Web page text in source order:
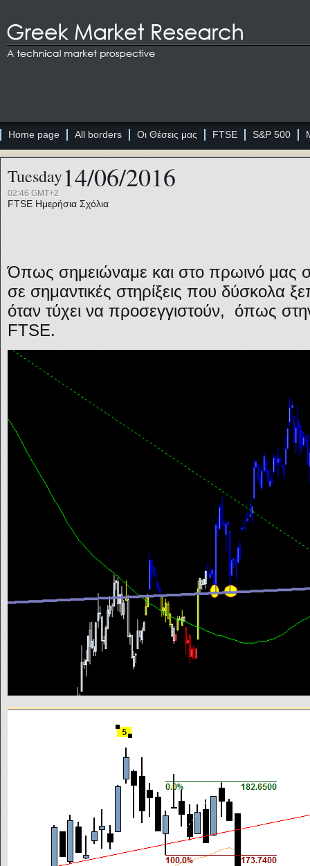
Home page All borders Οι Θέσεις μας FTSE S&P 500
Tuesday14/06/2016
02:46 GMT+2
FTSE Ημερήσια Σχόλια
Όπως σημειώναμε και στο πρωινό μας
σε σημαντικές στηρίξεις που δύσκολα
όταν τύχει να προσεγγιστούν, όπως
FTSE.